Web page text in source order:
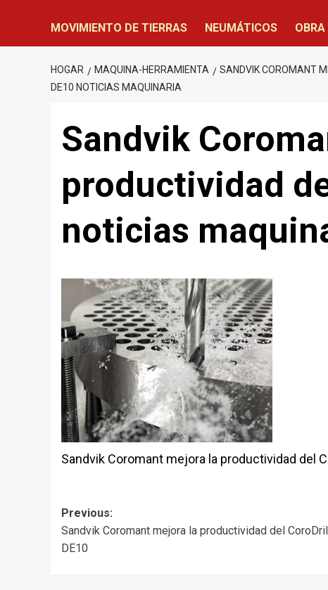
MOVIMIENTO DE TIERRAS NEUMÁTICOS
HOGAR MAQUINA-HERRAMIENTA SANDVIK COROMANT
DE10 NOTICIAS MAQUINARIA
Sandvik
productividad
noticias
Sandvik Coromant mejora la productividad del
Post
navigation
Previous:
Sandvik Coromant mejora la productividad del
DE10